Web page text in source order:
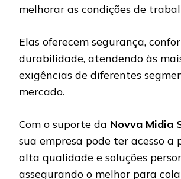
melhorar as condições de
Elas oferecem segurança,
durabilidade, atendendo às
exigências de diferentes
mercado.
Com o suporte da Novva Midia
sua empresa pode ter acesso a
alta qualidade e soluções
assegurando o melhor para